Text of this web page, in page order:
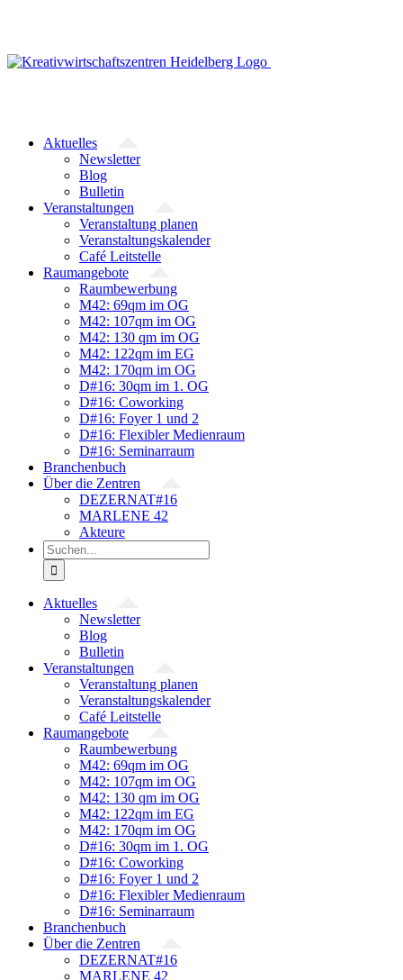
Aktuelles
Newsletter
Blog
Bulletin
Veranstaltungen
Veranstaltung planen
Veranstaltungskalender
Café Leitstelle
Raumangebote
Raumbewerbung
M42: 69qm im OG
M42: 107qm im OG
M42: 130 qm im OG
M42: 122qm im EG
M42: 170qm im OG
D#16: 30qm im 1. OG
D#16: Coworking
D#16: Foyer 1 und 2
D#16: Flexibler Medienraum
D#16: Seminarraum
Branchenbuch
Über die Zentren
DEZERNAT#16
MARLENE 42
Akteure
Suche
nach:
Aktuelles
Newsletter
Blog
Bulletin
Veranstaltungen
Veranstaltung planen
Veranstaltungskalender
Café Leitstelle
Raumangebote
Raumbewerbung
M42: 69qm im OG
M42: 107qm im OG
M42: 130 qm im OG
M42: 122qm im EG
M42: 170qm im OG
D#16: 30qm im 1. OG
D#16: Coworking
D#16: Foyer 1 und 2
D#16: Flexibler Medienraum
D#16: Seminarraum
Branchenbuch
Über die Zentren
DEZERNAT#16
MARLENE 42